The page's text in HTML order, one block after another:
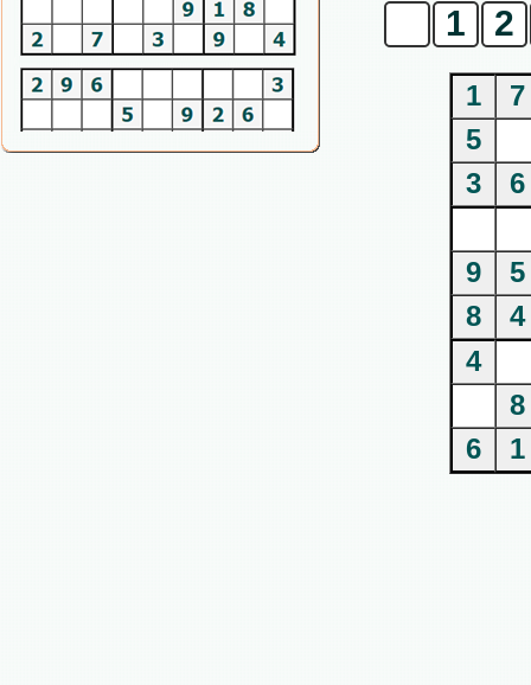
1 2
1
7
5
3
6
9
5
8
4
4
8
6
1